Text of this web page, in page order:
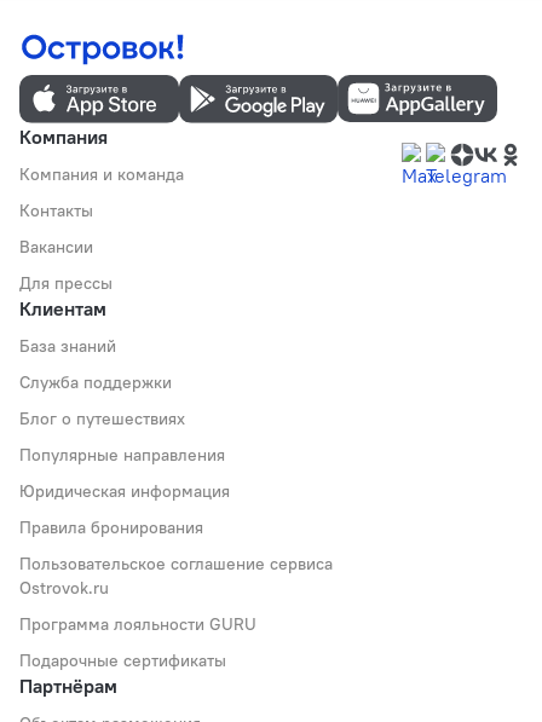
Компания
Компания и команда
Контакты
Вакансии
Для прессы
Клиентам
База знаний
Служба поддержки
Блог о путешествиях
Популярные направления
Юридическая информация
Правила бронирования
Пользовательское соглашение сервиса
Ostrovok.ru
Программа лояльности GURU
Подарочные сертификаты
Партнёрам